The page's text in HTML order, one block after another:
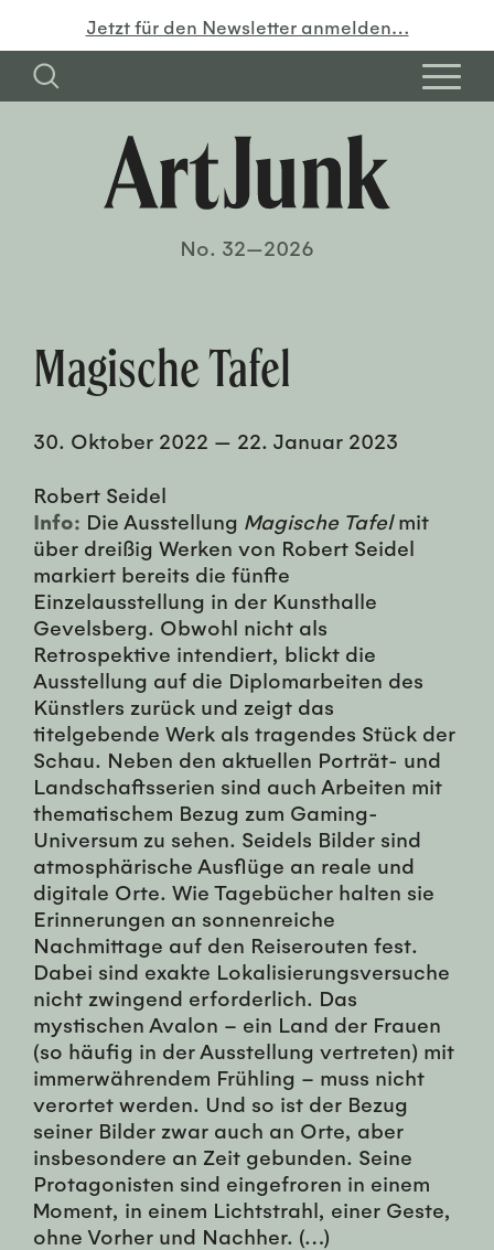
Jetzt für den Newsletter anmelden…
No. 32—2026
Magische Tafel
30. Oktober 2022 — 22. Januar 2023
Robert Seidel
Info: Die Ausstellung Magische Tafelmit
über dreißig Werken von Robert Seidel
markiert bereits die fünfte
Einzelausstellung in der Kunsthalle
Gevelsberg. Obwohl nicht als
Retrospektive intendiert, blickt die
Ausstellung auf die Diplomarbeiten des
Künstlers zurück und zeigt das
titelgebende Werk als tragendes Stück der
Schau. Neben den aktuellen Porträt- und
Landschaftsserien sind auch Arbeiten mit
thematischem Bezug zum Gaming-
Universum zu sehen. Seidels Bilder sind
atmosphärische Ausflüge an reale und
digitale Orte. Wie Tagebücher halten sie
Erinnerungen an sonnenreiche
Nachmittage auf den Reiserouten fest.
Dabei sind exakte Lokalisierungsversuche
nicht zwingend erforderlich. Das
mystischen Avalon – ein Land der Frauen
(so häufig in der Ausstellung vertreten) mit
immerwährendem Frühling – muss nicht
verortet werden. Und so ist der Bezug
seiner Bilder zwar auch an Orte, aber
insbesondere an Zeit gebunden. Seine
Protagonisten sind eingefroren in einem
Moment, in einem Lichtstrahl, einer Geste,
ohne Vorher und Nachher. (…)